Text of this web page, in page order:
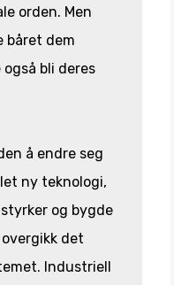
orden. Men
båret dem
bli deres
å endre seg
ny teknologi,
og bygde
det
Industriell